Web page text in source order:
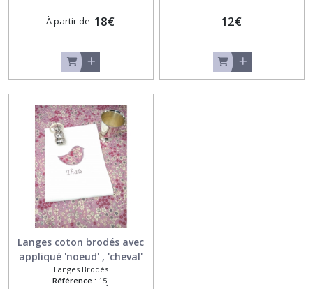
À partir de 18€ 12€
Langes coton brodés avec
appliqué 'noeud' , 'cheval'
,'oiseau' ou 'aile d'ange'
Langes Brodés
Référence : 15j